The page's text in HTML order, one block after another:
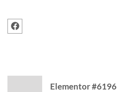
Elementor #6196